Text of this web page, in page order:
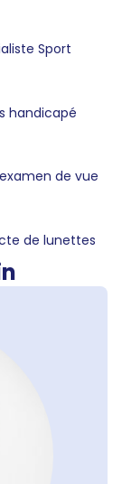
Sport
handicapé
de vue
de lunettes